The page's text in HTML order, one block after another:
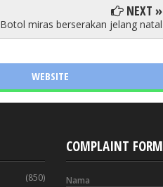
NEXT »
Botol miras berserakan jelang natal
WEBSITE
(850)
COMPLAINT FORM
Nama